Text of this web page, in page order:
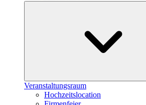
Veranstaltungsraum
Hochzeitslocation